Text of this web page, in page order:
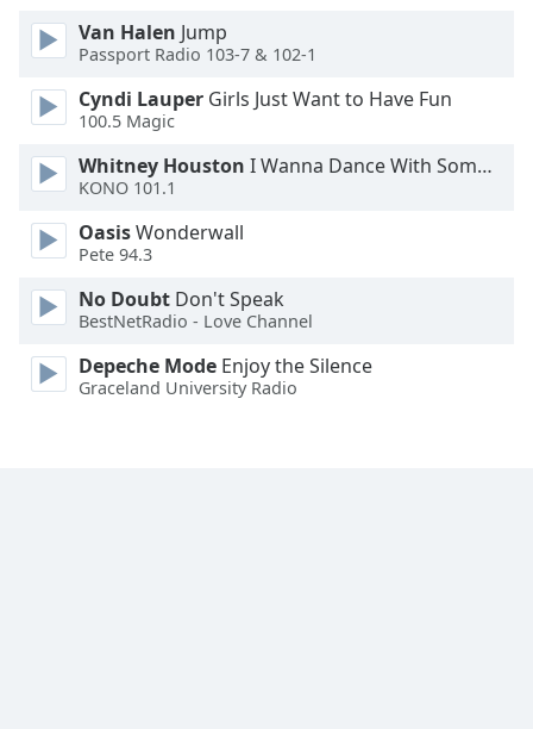
Opacity
Caption
Area
Color
Opacity
Font
Size
Text
Van Halen Jump
Passport Radio 103-7 & 102-1
Cyndi Lauper Girls Just Want to Have Fun
100.5 Magic
Whitney Houston I Wanna Dance With Somebody
KONO 101.1
OasisWonderwall
Pete 94.3
No Doubt Don't Speak
BestNetRadio - Love Channel
Depeche Mode Enjoy the Silence
Graceland University Radio